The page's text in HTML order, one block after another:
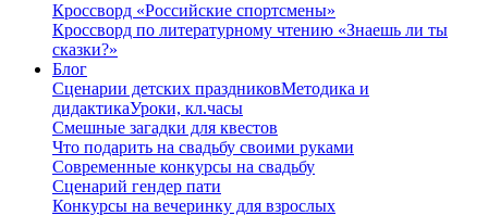
Кроссворд «Российские спортсмены»
Кроссворд по литературному чтению «Знаешь ли ты
сказки?»
Блог
Сценарии детских праздниковМетодика и
дидактикаУроки, кл.часы
Смешные загадки для квестов
Что подарить на свадьбу своими руками
Современные конкурсы на свадьбу
Сценарий гендер пати
Конкурсы на вечеринку для взрослых